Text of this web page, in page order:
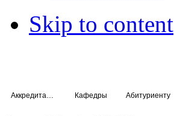
Skip to content
Кафедры Абитуриенту